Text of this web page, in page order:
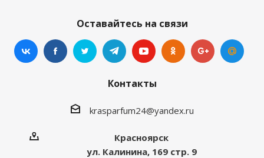
Оставайтесь на связи
Контакты
krasparfum24@yandex.ru
Красноярск
ул. Калинина, 169 стр. 9